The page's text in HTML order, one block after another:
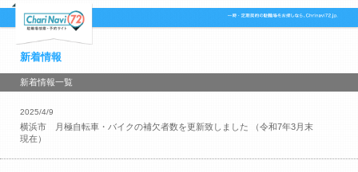
新着情報
新着情報一覧
2025/4/9
横浜市 月極自転車・バイクの補欠者数を更新致しました （令和7年3月末
現在）